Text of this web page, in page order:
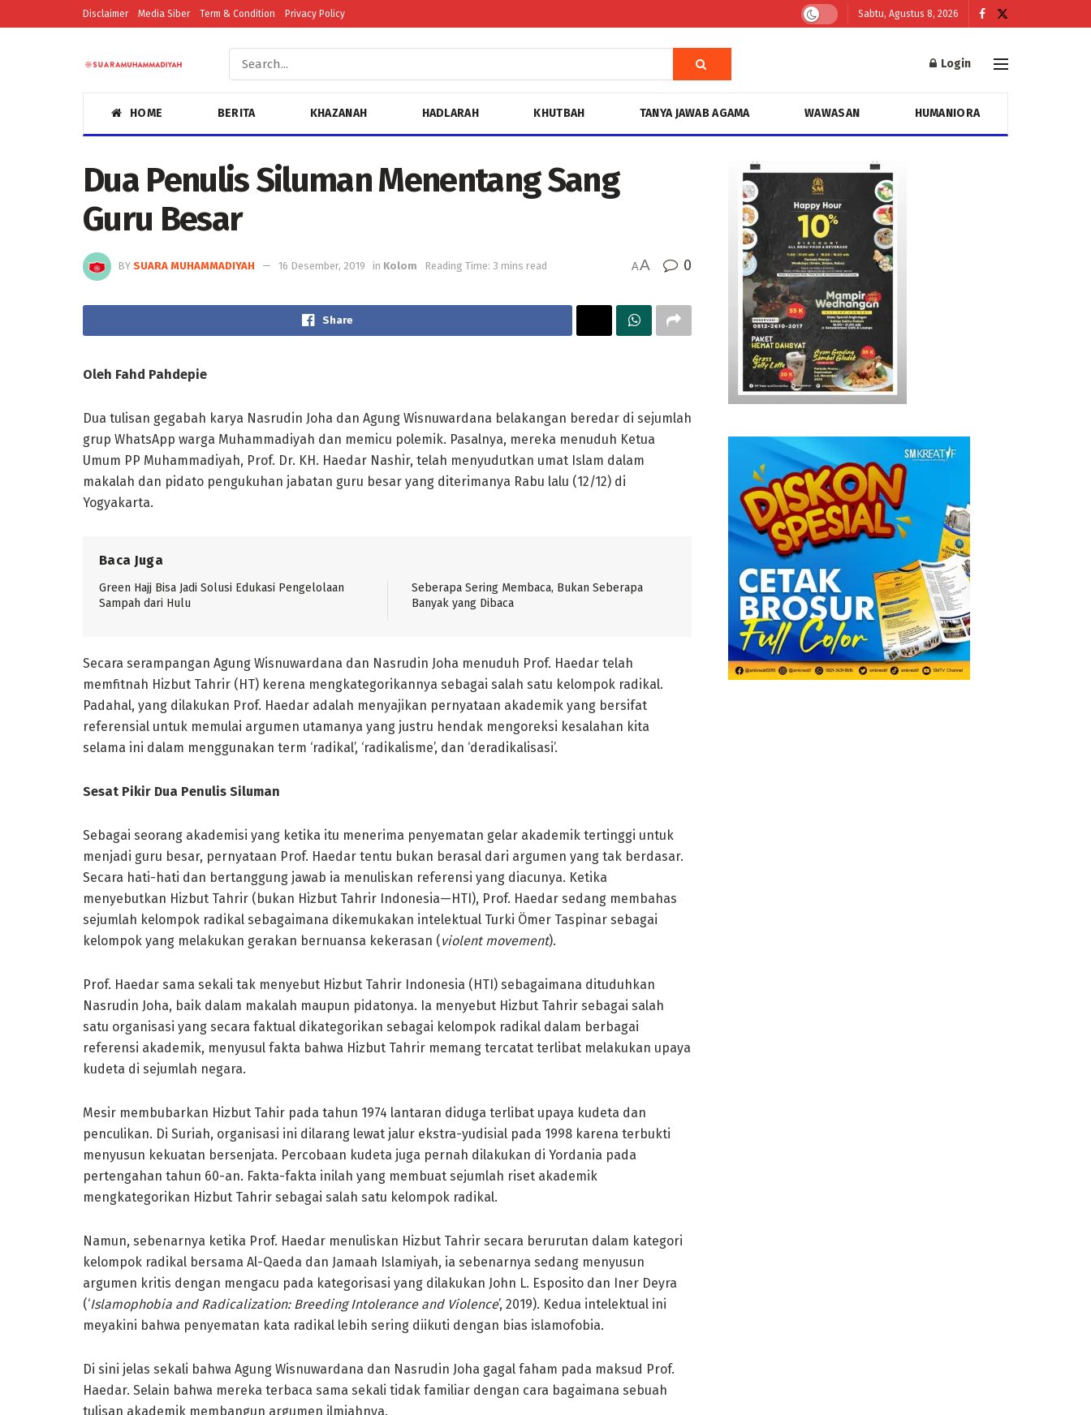
Disclaimer Media Siber Term & Condition Privacy Policy Sabtu, Agustus 8, 2026
Login
HOME BERITA KHAZANAH HADLARAH KHUTBAH TANYA JAWAB AGAMA WAWASAN HUMANIORA
Dua Penulis Siluman Menentang Sang
Guru Besar
BY SUARA MUHAMMADIYAH 16 Desember, 2019 in Kolom Reading Time: 3 mins read AA 0
Share
Oleh Fahd Pahdepie
Dua tulisan gegabah karya Nasrudin Joha dan Agung Wisnuwardana belakangan beredar di sejumlah
grup WhatsApp warga Muhammadiyah dan memicu polemik. Pasalnya, mereka menuduh Ketua
Umum PP Muhammadiyah, Prof. Dr. KH. Haedar Nashir, telah menyudutkan umat Islam dalam
makalah dan pidato pengukuhan jabatan guru besar yang diterimanya Rabu lalu (12/12) di
Yogyakarta.
Baca Juga
Green Hajj Bisa Jadi Solusi Edukasi Pengelolaan
Sampah dari Hulu
Seberapa Sering Membaca, Bukan Seberapa
Banyak yang Dibaca
Secara serampangan Agung Wisnuwardana dan Nasrudin Joha menuduh Prof. Haedar telah
memfitnah Hizbut Tahrir (HT) kerena mengkategorikannya sebagai salah satu kelompok radikal.
Padahal, yang dilakukan Prof. Haedar adalah menyajikan pernyataan akademik yang bersifat
referensial untuk memulai argumen utamanya yang justru hendak mengoreksi kesalahan kita
selama ini dalam menggunakan term ‘radikal’, ‘radikalisme’, dan ‘deradikalisasi’.
Sesat Pikir Dua Penulis Siluman
Sebagai seorang akademisi yang ketika itu menerima penyematan gelar akademik tertinggi untuk
menjadi guru besar, pernyataan Prof. Haedar tentu bukan berasal dari argumen yang tak berdasar.
Secara hati-hati dan bertanggung jawab ia menuliskan referensi yang diacunya. Ketika
menyebutkan Hizbut Tahrir (bukan Hizbut Tahrir Indonesia—HTI), Prof. Haedar sedang membahas
sejumlah kelompok radikal sebagaimana dikemukakan intelektual Turki Ömer Taspinar sebagai
kelompok yang melakukan gerakan bernuansa kekerasan (violent movement).
Prof. Haedar sama sekali tak menyebut Hizbut Tahrir Indonesia (HTI) sebagaimana dituduhkan
Nasrudin Joha, baik dalam makalah maupun pidatonya. Ia menyebut Hizbut Tahrir sebagai salah
satu organisasi yang secara faktual dikategorikan sebagai kelompok radikal dalam berbagai
referensi akademik, menyusul fakta bahwa Hizbut Tahrir memang tercatat terlibat melakukan upaya
kudeta di sejumlah negara.
Mesir membubarkan Hizbut Tahir pada tahun 1974 lantaran diduga terlibat upaya kudeta dan
penculikan. Di Suriah, organisasi ini dilarang lewat jalur ekstra-yudisial pada 1998 karena terbukti
menyusun kekuatan bersenjata. Percobaan kudeta juga pernah dilakukan di Yordania pada
pertengahan tahun 60-an. Fakta-fakta inilah yang membuat sejumlah riset akademik
mengkategorikan Hizbut Tahrir sebagai salah satu kelompok radikal.
Namun, sebenarnya ketika Prof. Haedar menuliskan Hizbut Tahrir secara berurutan dalam kategori
kelompok radikal bersama Al-Qaeda dan Jamaah Islamiyah, ia sebenarnya sedang menyusun
argumen kritis dengan mengacu pada kategorisasi yang dilakukan John L. Esposito dan Iner Deyra
(‘Islamophobia and Radicalization: Breeding Intolerance and Violence’, 2019). Kedua intelektual ini
meyakini bahwa penyematan kata radikal lebih sering diikuti dengan bias islamofobia.
Di sini jelas sekali bahwa Agung Wisnuwardana dan Nasrudin Joha gagal faham pada maksud Prof.
Haedar. Selain bahwa mereka terbaca sama sekali tidak familiar dengan cara bagaimana sebuah
tulisan akademik membangun argumen ilmiahnya.